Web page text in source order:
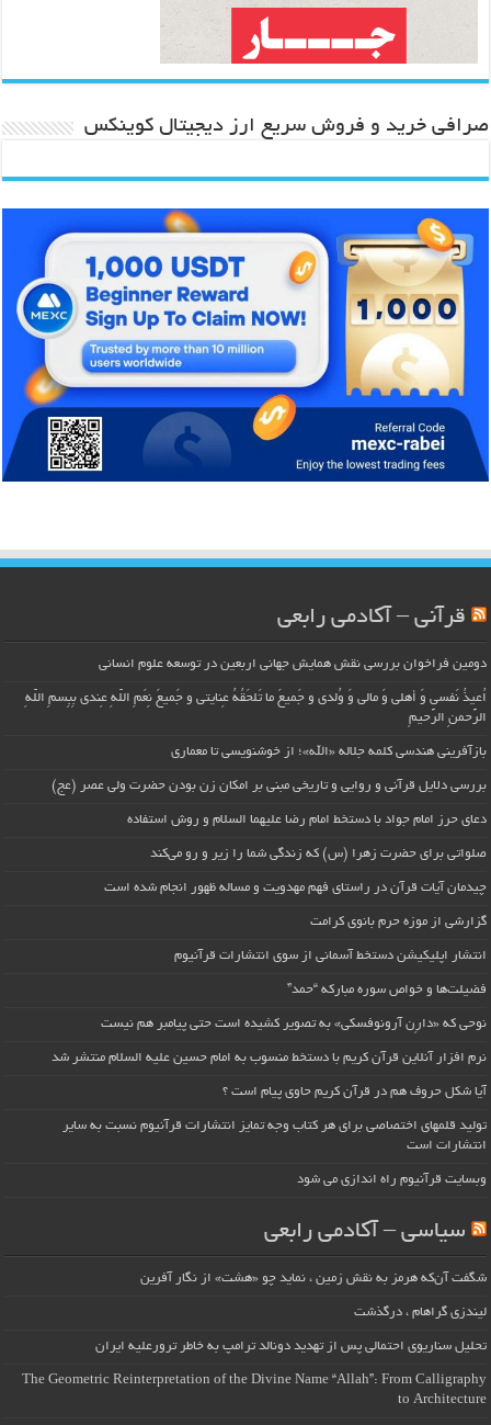
صرافی خرید و فروش سریع ارز دیجیتال کوینکس
قرآنی – آکادمی رابعی
دومین فراخوان بررسی نقش همایش جهانی اربعین در توسعه علوم انسانی
اُعیذُ نَفسی وَ أهلی وَ مالی وَ وُلدی و جَمیعَ ما تَلحَقُهُ عِنایتی و جَمیعَ نِعَمِ اللّهِ عِندی بِبِسمِ اللّهِ
الرَّحمنِ الرَّحیمِ
بازآفرینی هندسی کلمه جلاله «الله»؛ از خوشنویسی تا معماری
بررسی دلایل قرآنی و روایی و تاریخی مبنی بر امکان زن بودن حضرت ولی عصر (عج)
دعای حرز امام جواد با دستخط امام رضا علیهما السلام و روش استفاده
صلواتی برای حضرت زهرا (س) که زندگی شما را زیر و رو می‌کند
چیدمان آیات قرآن در راستای فهم مهدویت و مساله ظهور انجام شده است
گزارشی از موزه حرم بانوی کرامت
انتشار اپلیکیشن دستخط آسمانی از سوی انتشارات قرآنیوم
فضیلت‌ها و خواص سوره مبارکه “حمد”
نوحی که «دارِن آرونوفسکی» به تصویر کشیده است حتی پیامبر هم نیست
نرم افزار آنلاین قرآن کریم با دستخط منسوب به امام حسین علیه السلام منتشر شد
آیا شکل حروف هم در قرآن کریم حاوی پیام است ؟
تولید قلمهای اختصاصی برای هر کتاب وجه تمایز انتشارات قرآنیوم نسبت به سایر
انتشارات است
وبسایت قرآنیوم راه اندازی می شود
سیاسی – آکادمی رابعی
شگفت آن‌که هرمز به نقش زمین ، نماید چو «هشت» از نگار آفرین
لیندزی گراهام ، درگذشت
تحلیل سناریوی احتمالی پس از تهدید دونالد ترامپ به خاطر ترورعلیه ایران
The Geometric Reinterpretation of the Divine Name “Allah”: From Calligraphy
to Architecture